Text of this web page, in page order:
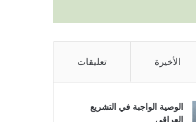
الأخيرة تعليقات
الوصية الواجبة في التشريع
العراقي